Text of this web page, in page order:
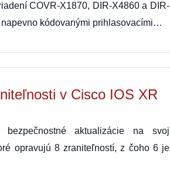
COVR-X1870, DIR-X4860 a DIR-
kódovanými prihlasovacími…
v Cisco IOS XR
aktualizácie na svoj
opravujú 8 zraniteľností, z čoho 6 je